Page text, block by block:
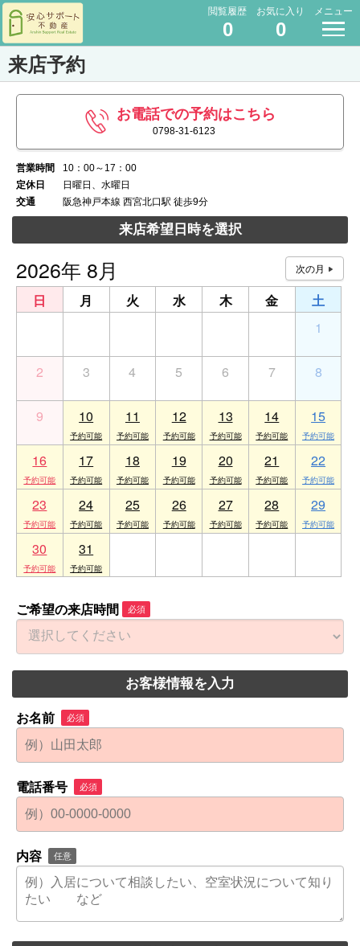
閲覧履歴
0
お気に入り
0
メニュー
来店予約
お電話での予約はこちら
0798-31-6123
営業時間
10：00～17：00
定休日
日曜日、水曜日
交通
阪急神戸本線 西宮北口駅 徒歩9分
来店希望日時を選択
2026年 8月
日 月 火 水 木 金
土
1
2 3 4 5 6 7 8
9 10 11 12 13 14 15
16 17 18 19 20 21 22
23 24 25 26 27 28 29
30 31
ご希望の来店時間 必須
お客様情報を入力
お名前 必須
電話番号 必須
内容 任意